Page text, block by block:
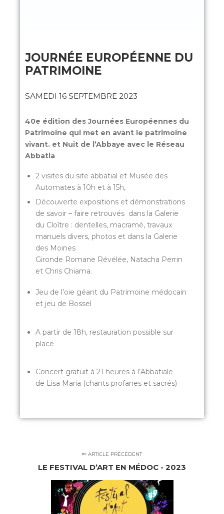
JOURNÉE EUROPÉENNE DU
PATRIMOINE
SAMEDI 16 SEPTEMBRE 2023
40e édition des Journées Européennes du
Patrimoine qui met en avant le patrimoine
vivant. et Nuit de l’Abbaye avec le Réseau
Abbatia
2 visites du site abbatial et Musée des
Automates à 10h et à 15h,
Découverte expositions et démonstrations
de savoir – faire retrouvés dans la Galerie
du Cloître : dentelles, macramé, travaux
manuels divers, photos et dans la Galerie
des Moines
Gironde Romane Révélée, Natacha Perrin
et Chris Chiama.
Jeu de l’oie géant du Patrimoine médocain
et jeu de Bossel
A partir de 18h, restauration possible sur
place
Concert gratuit à 21 heures à l’Abbatiale
de Lisa Maria (chants profanes et sacrés)
ARTICLE PRÉCÉDENT
LE FESTIVAL D’ART EN MÉDOC - 2023